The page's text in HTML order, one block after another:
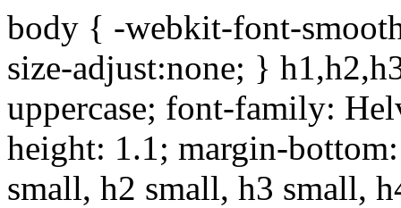
body { -webkit-font-
size-adjust:none; }
uppercase; font-family:
height: 1.1; margin-
small, h2 small, h3 small,